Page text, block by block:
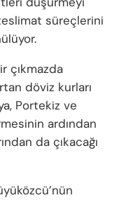
süreçlerini
çıkmazda
döviz kurları
Portekiz ve
ardından
da çıkacağı